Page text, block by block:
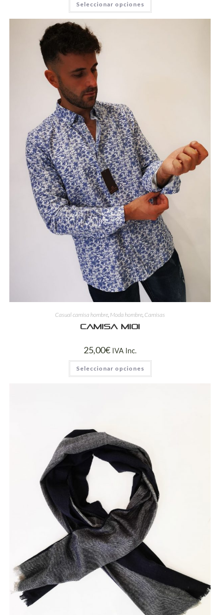
Seleccionar opciones
Casual camisa hombre, Moda hombre, Camisas
Camisa mioi
25,00€ IVA Inc.
Seleccionar opciones